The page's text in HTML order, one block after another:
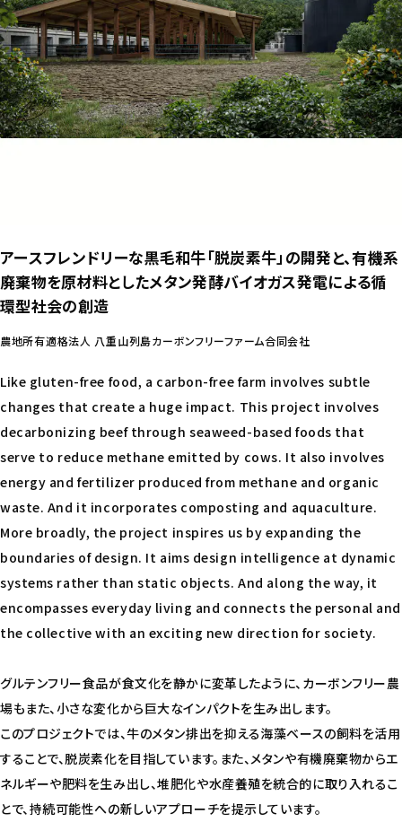
アースフレンドリーな黒毛和牛「脱炭素牛」の開発と、有機系
廃棄物を原材料としたメタン発酵バイオガス発電による循
環型社会の創造
農地所有適格法人 八重山列島カーボンフリーファーム合同会社
Like gluten-free food, a carbon-free farm involves subtle
changes that create a huge impact. This project involves
decarbonizing beef through seaweed-based foods that
serve to reduce methane emitted by cows. It also involves
energy and fertilizer produced from methane and organic
waste. And it incorporates composting and aquaculture.
More broadly, the project inspires us by expanding the
boundaries of design. It aims design intelligence at dynamic
systems rather than static objects. And along the way, it
encompasses everyday living and connects the personal and
the collective with an exciting new direction for society.
グルテンフリー食品が食文化を静かに変革したように、カーボンフリー農
場もまた、小さな変化から巨大なインパクトを生み出します。
このプロジェクトでは、牛のメタン排出を抑える海藻ベースの飼料を活用
することで、脱炭素化を目指しています。また、メタンや有機廃棄物からエ
ネルギーや肥料を生み出し、堆肥化や水産養殖を統合的に取り入れるこ
とで、持続可能性への新しいアプローチを提示しています。